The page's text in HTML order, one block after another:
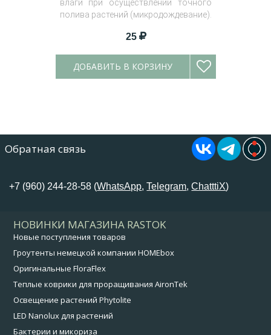
влаги при осуществлении точного
полива растений (микродождевание).
25
ДОБАВИТЬ В КОРЗИНУ
Обратная связь
+7 (960) 244-28-58 (WhatsApp,Telegram,ChatttiX)
НОВИНКИ МАГАЗИНА RASTOK
Новые поступления товаров
Гроутенты немецкой компании HOMEbox
Оригинальные FloraFlex
Теплые коврики для проращивания AironTek
Освещение растений Phytolite
LED Nanolux для растений
Бактерии и микориза